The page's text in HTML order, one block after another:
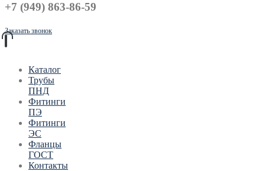
+7 (949) 863-86-59
Заказать звонок
Каталог
Трубы
ПНД
Фитинги
ПЭ
Фитинги
ЭС
Фланцы
ГОСТ
Контакты